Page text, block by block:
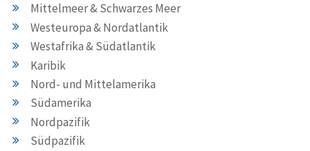
Mittelmeer & Schwarzes Meer
Westeuropa & Nordatlantik
Westafrika & Südatlantik
Karibik
Nord- und Mittelamerika
Südamerika
Nordpazifik
Südpazifik